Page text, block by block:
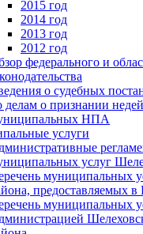
2015 год
2014 год
2013 год
2012 год
федерального и
о судебных
делам о признании
НПА
услуги
услуг
муниципальных
муниципальных